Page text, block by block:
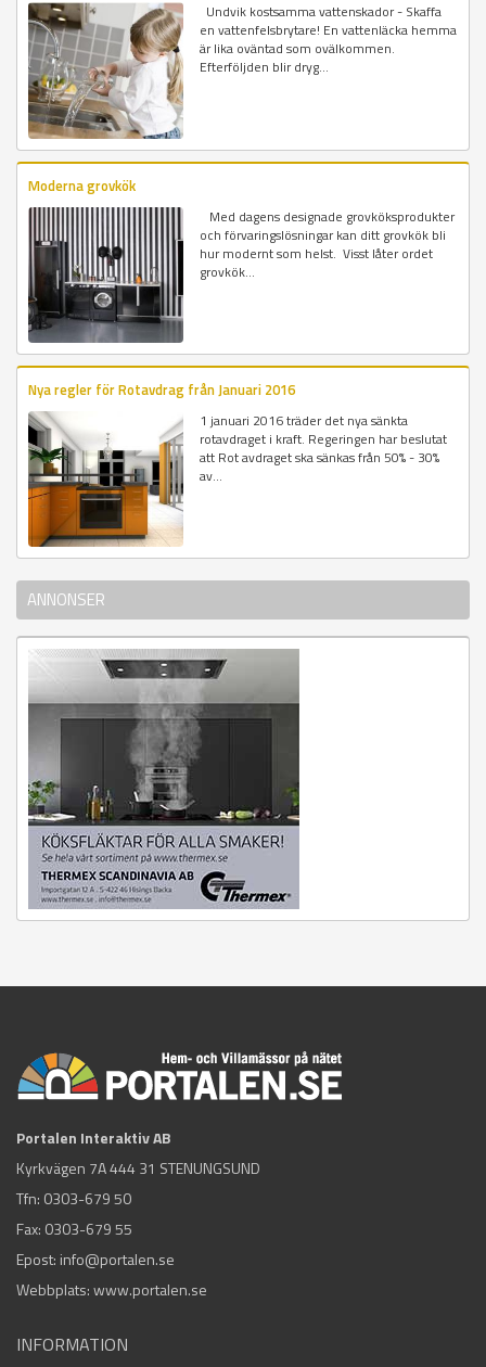
Undvik kostsamma vattenskador - Skaffa
en vattenfelsbrytare! En vattenläcka hemma
är lika oväntad som ovälkommen.
Efterföljden blir dryg...
Moderna grovkök
Med dagens designade grovköksprodukter
och förvaringslösningar kan ditt grovkök bli
hur modernt som helst. Visst låter ordet
grovkök...
Nya regler för Rotavdrag från Januari 2016
1 januari 2016 träder det nya sänkta
rotavdraget i kraft. Regeringen har beslutat
att Rot avdraget ska sänkas från 50% - 30%
av...
ANNONSER
Portalen Interaktiv AB
Kyrkvägen 7A 444 31 STENUNGSUND
Tfn: 0303-679 50
Fax: 0303-679 55
Epost: info@portalen.se
Webbplats: www.portalen.se
INFORMATION